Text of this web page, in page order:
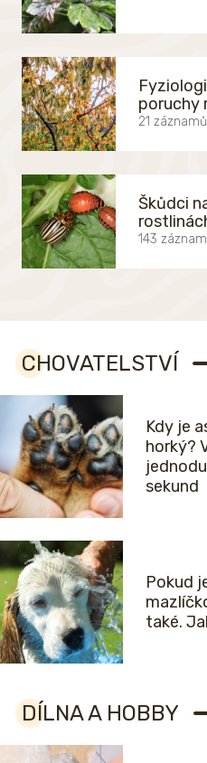
poruchy
21 záznamů
Škůdci
143
CHOVATELSTVÍ
Kdy je
horký?
sekund
Pokud
také.
DÍLNA A HOBBY